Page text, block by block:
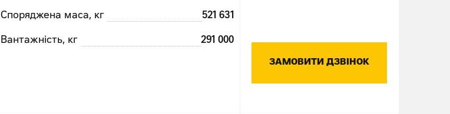
Споряджена маса, кг 521 631
Вантажність, кг 291 000
ЗАМОВИТИ ДЗВІНОК